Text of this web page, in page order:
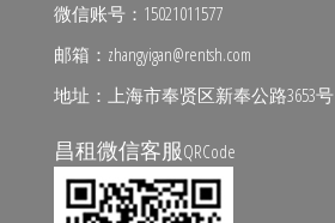
微信账号：15021011577
邮箱：zhangyigan@rentsh.com
地址：上海市奉贤区新奉公路3653号
昌租微信客服QRCode